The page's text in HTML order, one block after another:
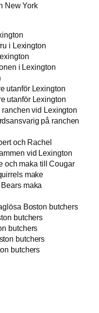
New York
i Lexington
i Lexington
utanför Lexington
utanför Lexington
vid Lexington
på ranchen
och Rachel
vid Lexington
och maka till Cougar
make
maka
Boston butchers
butchers
butchers
butchers
butchers